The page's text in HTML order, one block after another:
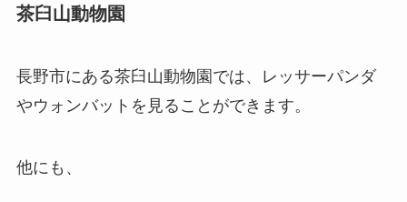
茶臼山動物園
長野市にある茶臼山動物園では、レッサーパンダ
やウォンバットを見ることができます。
他にも、